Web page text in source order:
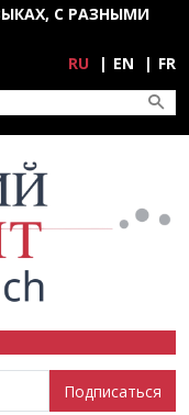
С РАЗНЫМИ
RU EN FR